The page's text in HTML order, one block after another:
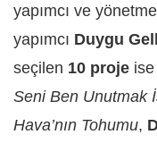
yapımcı ve
yapımcı Duygu
seçilen 10 proje
Seni Ben Unutmak
Hava’nın Tohumu,